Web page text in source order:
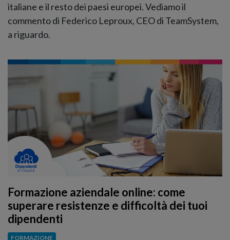
italiane e il resto dei paesi europei. Vediamo il
commento di Federico Leproux, CEO di TeamSystem,
a riguardo.
Formazione aziendale online: come
superare resistenze e difficoltà dei tuoi
dipendenti
FORMAZIONE